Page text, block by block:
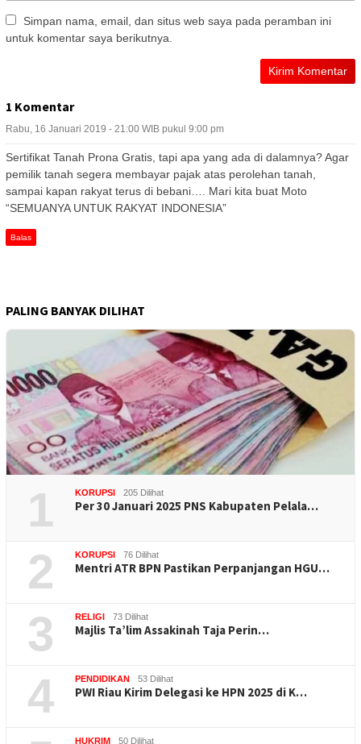
Simpan nama, email, dan situs web saya pada peramban ini
untuk komentar saya berikutnya.
1 Komentar
Rabu, 16 Januari 2019 - 21:00 WIB pukul 9:00 pm
Sertifikat Tanah Prona Gratis, tapi apa yang ada di dalamnya? Agar
pemilik tanah segera membayar pajak atas perolehan tanah,
sampai kapan rakyat terus di bebani…. Mari kita buat Moto
“SEMUANYA UNTUK RAKYAT INDONESIA”
Balas
PALING BANYAK DILIHAT
1 KORUPSI 205 Dilihat
Per 30 Januari 2025 PNS Kabupaten Pelala…
2 KORUPSI 76 Dilihat
Mentri ATR BPN Pastikan Perpanjangan HGU…
3 RELIGI 73 Dilihat
Majlis Ta’lim Assakinah Taja Perin…
4 PENDIDIKAN 53 Dilihat
PWI Riau Kirim Delegasi ke HPN 2025 di K…
HUKRIM 50 Dilihat